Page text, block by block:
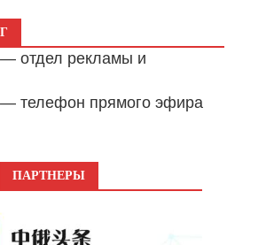
— отдел рекламы и
— телефон прямого эфира
ПАРТНЕРЫ